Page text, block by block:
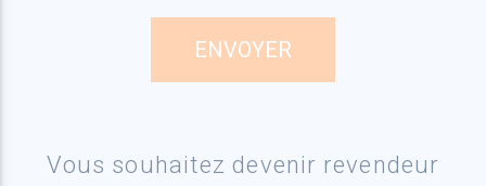
Vous souhaitez devenir revendeur